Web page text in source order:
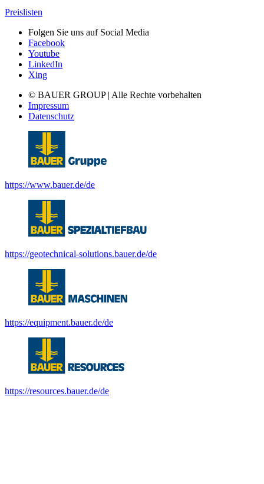
Preislisten
Folgen Sie uns auf Social Media
Facebook
Youtube
LinkedIn
Xing
© BAUER GROUP | Alle Rechte vorbehalten
Impressum
Datenschutz
https://www.bauer.de/de
https://geotechnical-solutions.bauer.de/de
https://equipment.bauer.de/de
https://resources.bauer.de/de